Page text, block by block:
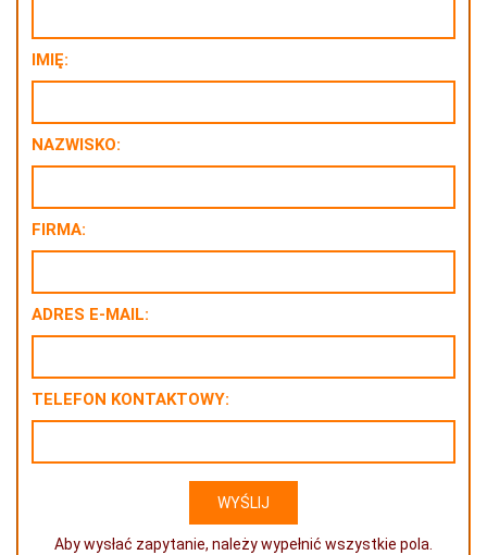
IMIĘ:
NAZWISKO:
FIRMA:
ADRES E-MAIL:
TELEFON KONTAKTOWY:
Aby wysłać zapytanie, należy wypełnić wszystkie pola.